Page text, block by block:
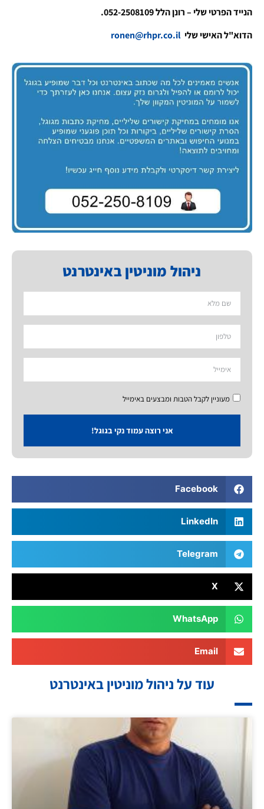
הנייד הפרטי שלי – רונן הלל 052-2508109.
הדוא"ל האישי שלי
ניהול מוניטין באינטרנט
מעוניין לקבל הטבות ומבצעים באימייל
אני רוצה עמוד נקי בגוגל!
Facebook
LinkedIn
Telegram
X
WhatsApp
Email
עוד על ניהול מוניטין באינטרנט